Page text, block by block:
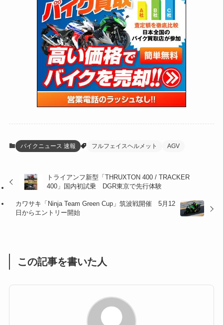
(34)
(5)
(12)
(63)
(109)
(25)
(24)
(47)
(15)
(5)
(62)
(4)
(6)
(17)
(5)
(32)
(131)
(38)
(131)
(167)
(85)
(21)
(61)
(171)
(98)
(13)
(60)
(274)
(171)
(38)
(47)
(59)
(36)
(47)
(141)
(254)
(204)
(23)
(33)
(34)
(35)
(41)
(415)
(16)
(170)
(27)
(147)
(13)
(19)
(12)
(16)
(8)
(16)
バイクニュース 速報 フルフェイスヘルメット AGV
トライアンフ新型「THRUXTON 400 / TRACKER
400」国内初試乗 DGR東京で先行体験
カワサキ「Ninja Team Green Cup」筑波戦開催 5月12
日からエントリー開始
この記事を書いた人